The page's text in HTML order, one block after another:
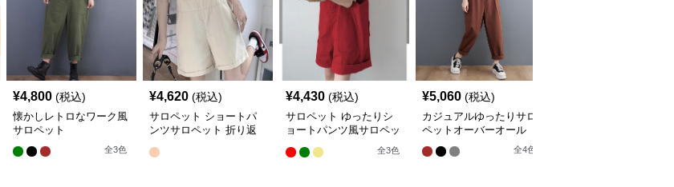
¥4,800 (税込)
懐かしレトロなワーク風
サロペット
全3色
¥4,620 (税込)
サロペット ショートパ
ンツサロペット 折り返
¥4,430 (税込)
サロペット ゆったりシ
ョートパンツ風サロペッ
全3色
¥5,060 (税込)
カジュアルゆったりサロ
ペットオーバーオール
全4色